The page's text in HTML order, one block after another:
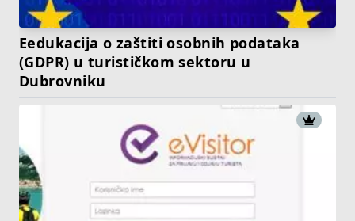
Eedukacija o zaštiti osobnih podataka
(GDPR) u turističkom sektoru u
Dubrovniku